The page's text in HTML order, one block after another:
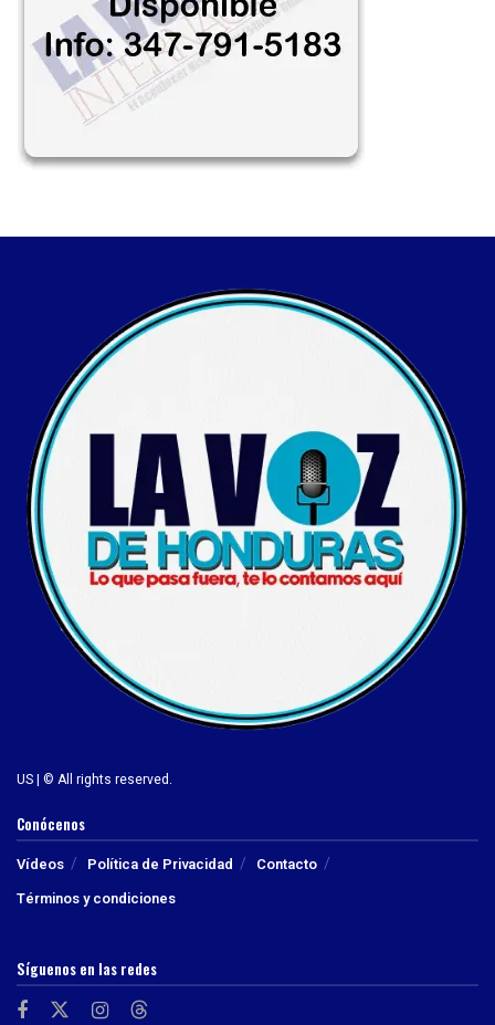
US | © All rights reserved.
Conócenos
Vídeos Política de Privacidad
Contacto
Términos y condiciones
Síguenos en las redes